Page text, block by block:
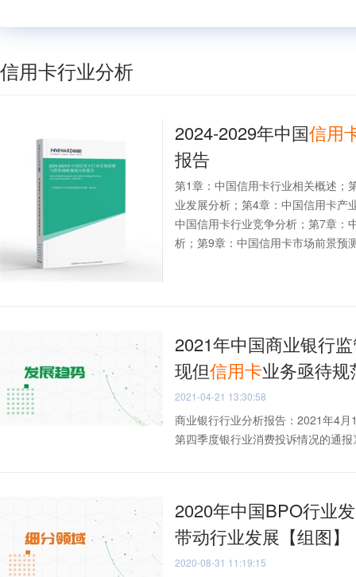
信用卡行业分析
2024-2029年中国信用
报告
第1章：中国信用卡行业相关概述；
业发展分析；第4章：中国信用卡产
中国信用卡行业竞争分析；第7章：
析；第9章：中国信用卡市场前景预
2021年中国商业银行
现但信用卡业务亟待规
2021-04-21 13:30:58
商业银行行业分析报告：2021年4
第四季度银行业消费投诉情况的通
2020年中国BPO行业
带动行业发展【组图】
2020-08-31 11:19:15